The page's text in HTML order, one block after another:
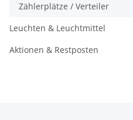
Zählerplätze / Verteiler
Leuchten & Leuchtmittel
Aktionen & Restposten